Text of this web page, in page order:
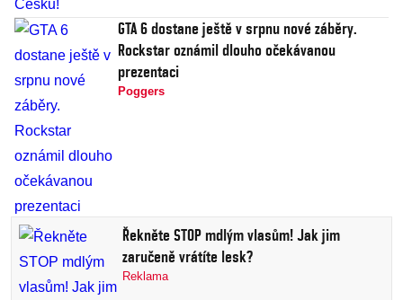
GTA 6 dostane ještě v srpnu nové záběry.
Rockstar oznámil dlouho očekávanou
prezentaci
Poggers
Řekněte STOP mdlým vlasům! Jak jim
zaručeně vrátíte lesk?
Reklama